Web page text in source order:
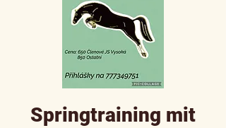
Springtraining mit